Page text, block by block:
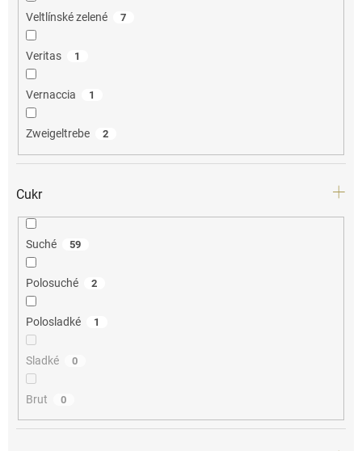
Veltlínské zelené 7
Veritas 1
Vernaccia 1
Zweigeltrebe 2
Cukr
Suché 59
Polosuché 2
Polosladké 1
Sladké 0
Brut 0